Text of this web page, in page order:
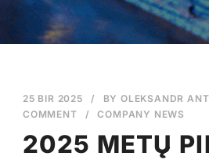
25 BIR 2025 / BYOLEKSANDR
COMMENT
/ COMPANY NEWS
2025 METŲ